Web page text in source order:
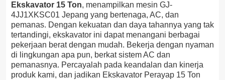
Ekskavator 15 Ton, menampilkan mesin GJ-
4JJ1XKSC01 Jepang yang bertenaga, AC, dan
pemanas. Dengan kekuatan dan daya tahannya yang tak
tertandingi, ekskavator ini dapat menangani berbagai
pekerjaan berat dengan mudah. Bekerja dengan nyaman
di lingkungan apa pun, berkat sistem AC dan
pemanasnya. Percayalah pada keandalan dan kinerja
produk kami, dan jadikan Ekskavator Perayap 15 Ton